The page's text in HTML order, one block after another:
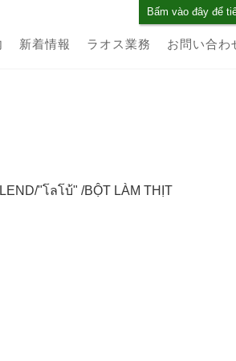
Bấm vào đây để
新着情報 ラオス業務 お問い合わ
"โลโบ้" /BỘT LÀM THỊT